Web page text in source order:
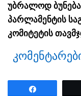
უბრალოდ
პარლამენტის
კომიტეტის